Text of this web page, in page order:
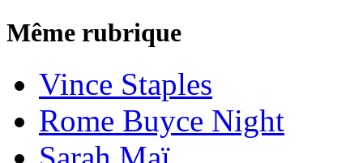
Même rubrique
Vince Staples
Rome Buyce Night